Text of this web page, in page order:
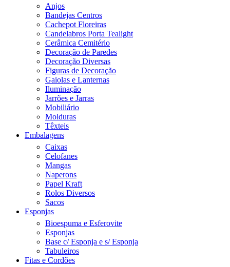
Anjos
Bandejas Centros
Cachepot Floreiras
Candelabros Porta Tealight
Cerâmica Cemitério
Decoração de Paredes
Decoração Diversas
Figuras de Decoração
Gaiolas e Lanternas
Iluminação
Jarrões e Jarras
Mobiliário
Molduras
Têxteis
Embalagens
Caixas
Celofanes
Mangas
Naperons
Papel Kraft
Rolos Diversos
Sacos
Esponjas
Bioespuma e Esferovite
Esponjas
Base c/ Esponja e s/ Esponja
Tabuleiros
Fitas e Cordões